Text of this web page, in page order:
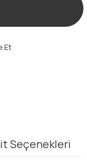
Et
Seçenekleri